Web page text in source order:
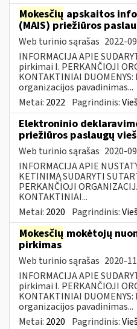
Mokesčių apskaitos
(MAIS) priežiūros
Web turinio sąrašas 2022-
INFORMACIJA APIE
pirkimai I. PERKANČIOJI
KONTAKTINIAI
organizacijos pavadinimas...
Metai: 2022 Pagrindinis:
Elektroninio
priežiūros paslaugų
Web turinio sąrašas 2020-
INFORMACIJA APIE
KETINIMĄ SUDARYTI
PERKANČIOJI
KONTAKTINIAI...
Metai: 2020 Pagrindinis:
Mokesčių mokėtojų
pirkimas
Web turinio sąrašas 2020-
INFORMACIJA APIE
pirkimai I. PERKANČIOJI
KONTAKTINIAI
organizacijos pavadinimas...
Metai: 2020 Pagrindinis: